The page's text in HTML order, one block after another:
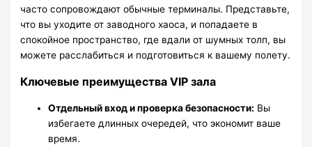
часто сопровождают обычные терминалы. Представьте,
что вы уходите от заводного хаоса, и попадаете в
спокойное пространство, где вдали от шумных толп, вы
можете расслабиться и подготовиться к вашему полету.
Ключевые преимущества VIP зала
Отдельный вход и проверка безопасности: Вы
избегаете длинных очередей, что экономит ваше
время.